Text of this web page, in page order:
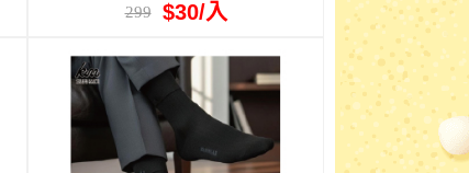
299 $30/入